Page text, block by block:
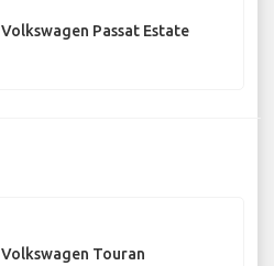
Volkswagen Passat Estate
Volkswagen Touran